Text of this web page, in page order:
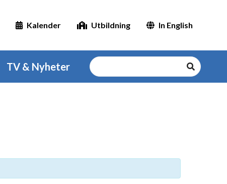
Kalender Utbildning In English
TV & Nyheter